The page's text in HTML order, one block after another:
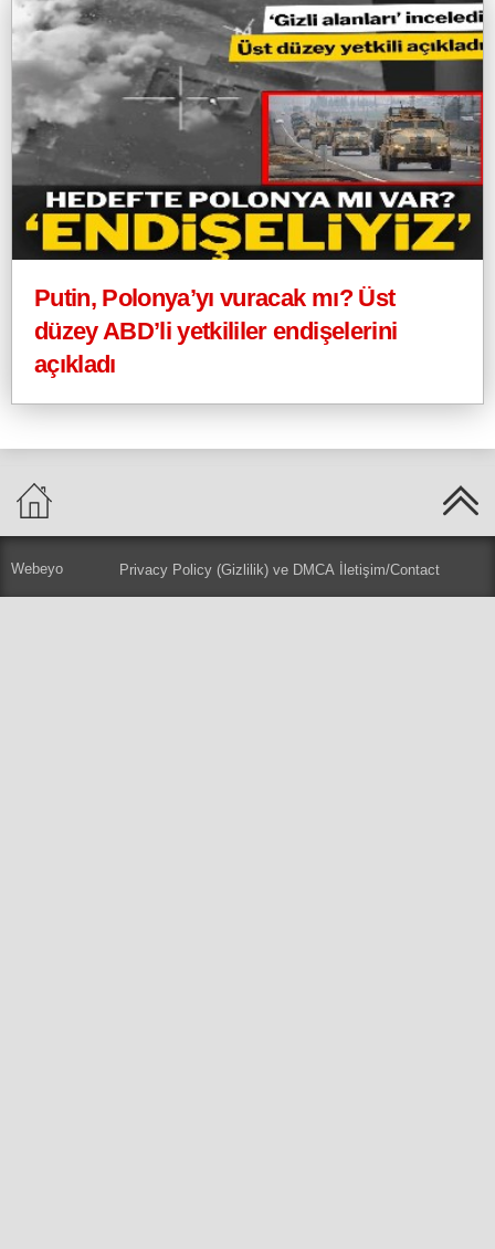
Putin, Polonya’yı vuracak mı? Üst
düzey ABD’li yetkililer endişelerini
açıkladı
Webeyo Privacy Policy (Gizlilik) ve DMCA İletişim/Contact